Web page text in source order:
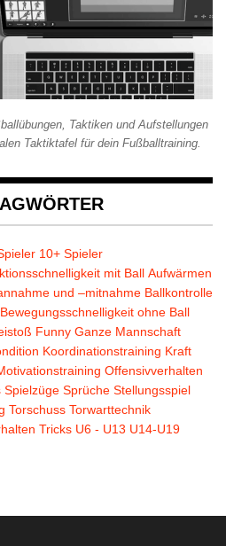
Taktiken und Aufstellungen
Taktiktafel für dein Fußballtraining.
10+ Spieler
mit Ball Aufwärmen
und –mitnahme Ballkontrolle
Bewegungsschnelligkeit ohne Ball
Funny Ganze Mannschaft
Koordinationstraining Kraft
Offensivverhalten
Spielzüge Sprüche Stellungsspiel
Torschuss Torwarttechnik
Tricks U6 - U13 U14-U19